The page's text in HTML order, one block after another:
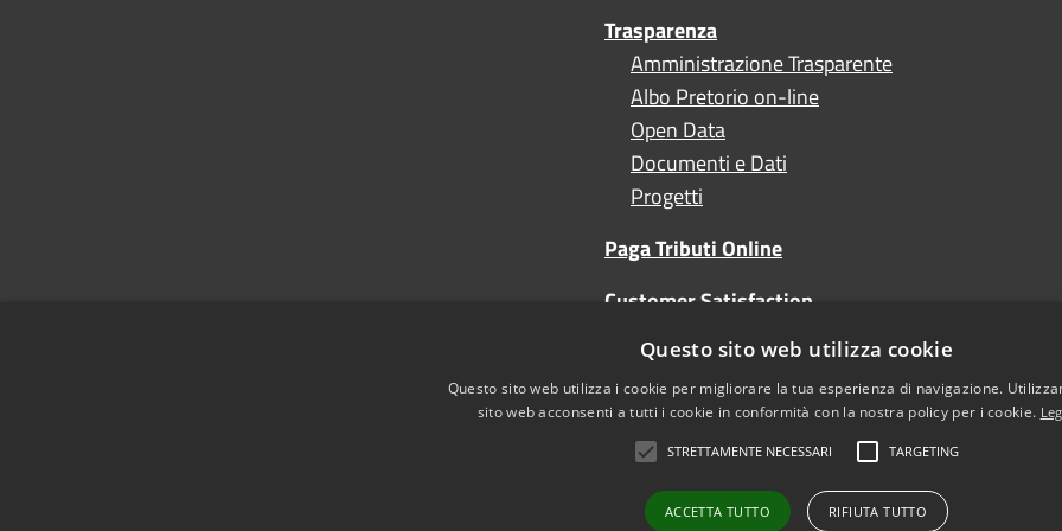
Trasparenza
Amministrazione Trasparente
Albo Pretorio on-line
Open Data
Documenti e Dati
Progetti
Paga Tributi Online
Customer Satisfaction
Turismo
Questo sito web utilizza cookie
Questo sito web utilizza i cookie per migliorare la tua esperienza di navigazione.
sito web acconsenti a tutti i cookie in conformità con la nostra policy per i cookie.
STRETTAMENTE NECESSARI TARGETING
ACCETTA TUTTO RIFIUTA TUTTO